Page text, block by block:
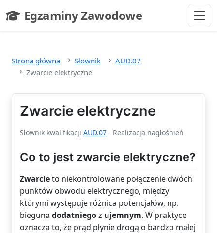
Egzaminy Zawodowe
- strona główna
Strona główna Słownik
AUD.07
Zwarcie elektryczne
Zwarcie elektryczne
Słownik kwalifikacji AUD.07 - Realizacja nagłośnień
Co to jest zwarcie elektryczne?
Zwarcieto niekontrolowane połączenie dwóch
punktów obwodu elektrycznego, między
którymi występuje różnica potencjałów, np.
bieguna dodatniegoz ujemnym. W praktyce
oznacza to, że prąd płynie drogą o bardzo małej